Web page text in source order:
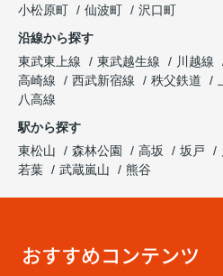
小松原町
仙波町
沢口町
沿線から探す
東武東上線
東武越生線 川越線
高崎線
西武新宿線 秩父鉄道
八高線
駅から探す
東松山
森林公園 高坂 坂戸
若葉
武蔵嵐山 熊谷
おすすめコンテンツ